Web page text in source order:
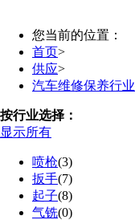
您当前的位置：
首页>
供应>
汽车维修保养行业
按行业选择：
显示所有
喷枪(3)
扳手(7)
起子(8)
气铣(0)